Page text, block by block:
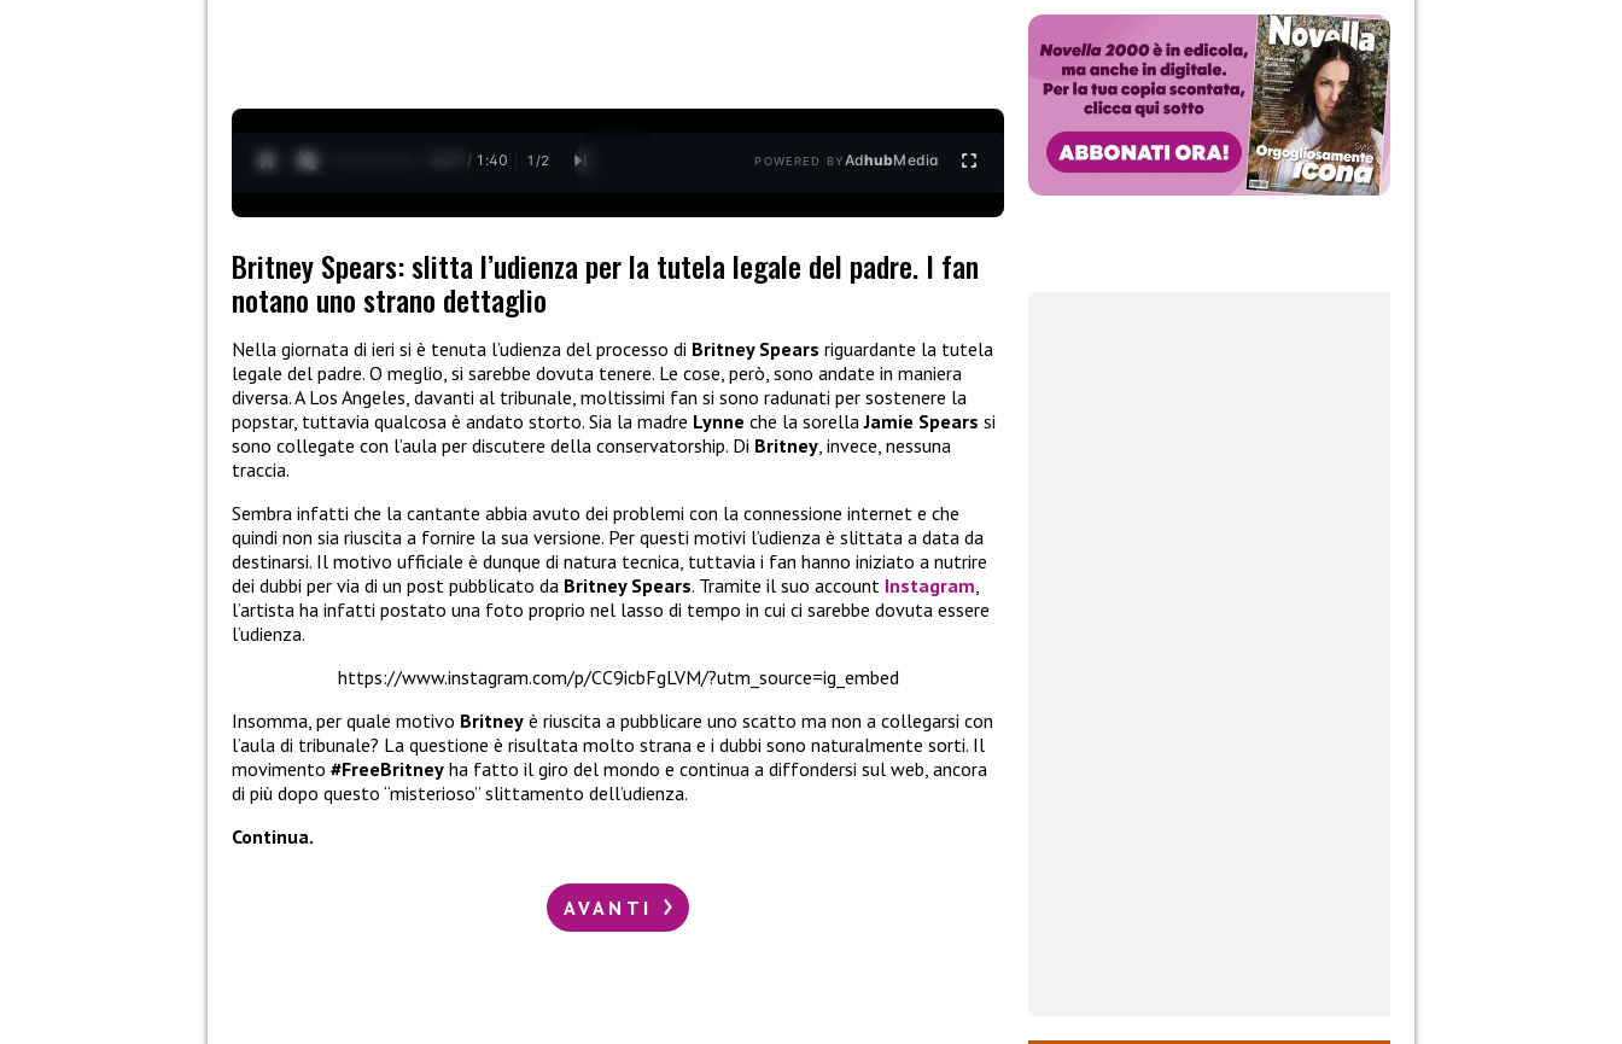
0:28 / 1:40 1 /2 POWERED BYAdhubMedia
Britney Spears: slitta l’udienza per la tutela legale del padre. I fan
notano uno strano dettaglio
Nella giornata di ieri si è tenuta l’udienza del processo di Britney Spears riguardante la tutela
legale del padre. O meglio, si sarebbe dovuta tenere. Le cose, però, sono andate in maniera
diversa. A Los Angeles, davanti al tribunale, moltissimi fan si sono radunati per sostenere la
popstar, tuttavia qualcosa è andato storto. Sia la madre Lynne che la sorellaJamie Spears si
sono collegate con l’aula per discutere della conservatorship. Di Britney, invece, nessuna
traccia.
Sembra infatti che la cantante abbia avuto dei problemi con la connessione internet e che
quindi non sia riuscita a fornire la sua versione. Per questi motivi l’udienza è slittata a data da
destinarsi. Il motivo ufficiale è dunque di natura tecnica, tuttavia i fan hanno iniziato a nutrire
dei dubbi per via di un post pubblicato da Britney Spears. Tramite il suo account Instagram,
l’artista ha infatti postato una foto proprio nel lasso di tempo in cui ci sarebbe dovuta essere
l’udienza.
https://www.instagram.com/p/CC9icbFgLVM/?utm_source=ig_embed
Insomma, per quale motivo Britney è riuscita a pubblicare uno scatto ma non a collegarsi con
l’aula di tribunale? La questione è risultata molto strana e i dubbi sono naturalmente sorti. Il
movimento #FreeBritney ha fatto il giro del mondo e continua a diffondersi sul web, ancora
di più dopo questo “misterioso” slittamento dell’udienza.
Continua.
AVANTI